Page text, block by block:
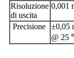
Risoluzione
di uscita
0,001
Precisione
±0,05
@ 25